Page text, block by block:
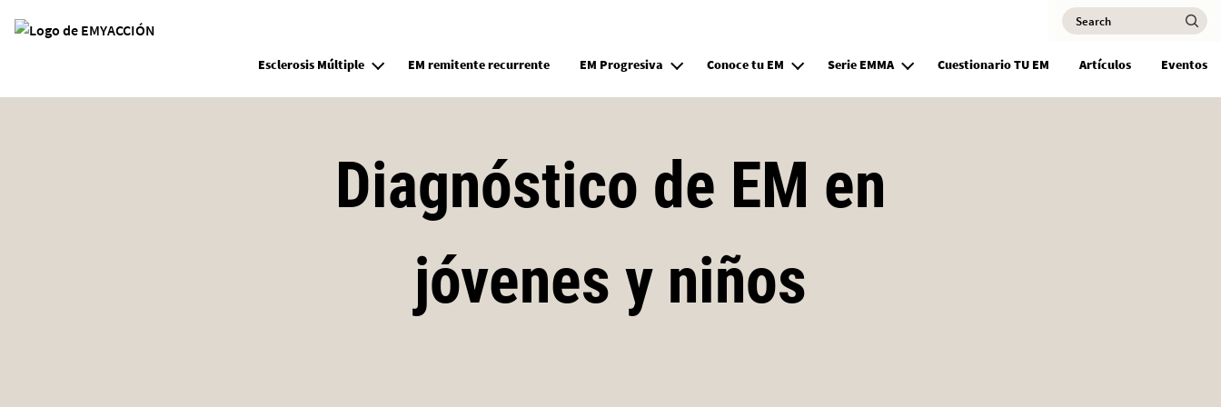
Site Logo
Search
Esclerosis Múltiple EM remitente recurrente EM Progresiva Conoce tu EM Serie EMMA Cuestionario TU EM Artículos Eventos
Diagnóstico de EM en
jóvenes y niños